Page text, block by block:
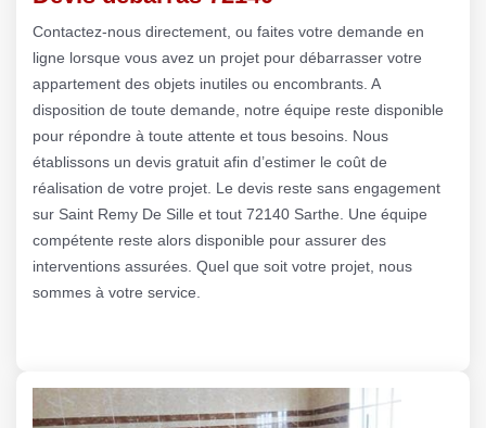
Contactez-nous directement, ou faites votre demande en
ligne lorsque vous avez un projet pour débarrasser votre
appartement des objets inutiles ou encombrants. A
disposition de toute demande, notre équipe reste disponible
pour répondre à toute attente et tous besoins. Nous
établissons un devis gratuit afin d’estimer le coût de
réalisation de votre projet. Le devis reste sans engagement
sur Saint Remy De Sille et tout 72140 Sarthe. Une équipe
compétente reste alors disponible pour assurer des
interventions assurées. Quel que soit votre projet, nous
sommes à votre service.